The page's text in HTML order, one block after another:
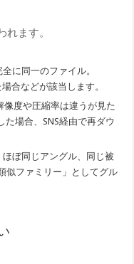
ます。
に同一のファイル。
合などが該当します。
像度や圧縮率は違うが見た
た場合、SNS経由で再ダウ
ほぼ同じアングル、同じ被
似ファミリー」としてグル